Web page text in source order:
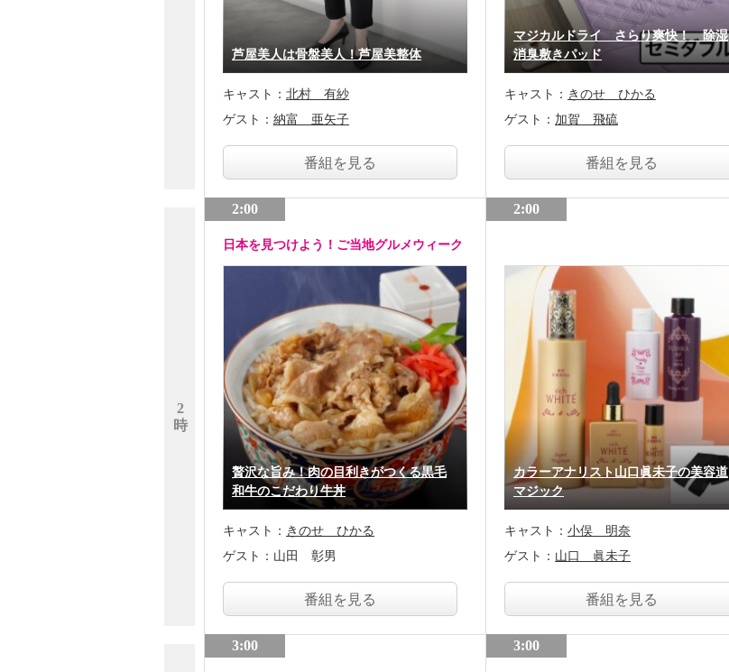
2
時
芦屋美人は骨盤美人！芦屋美整体
キャスト： 北村 有紗
ゲスト： 納富 亜矢子
番組を見る
2:00
日本を見つけよう！ご当地グルメウィーク
贅沢な旨み！肉の目利きがつくる黒毛
和牛のこだわり牛丼
キャスト： きのせ ひかる
ゲスト： 山田 彰男
番組を見る
3:00
マジカルドライ さらり爽快！ 除湿
消臭敷きパッド
キャスト： きのせ ひかる
ゲスト： 加賀 飛硫
番組を見る
2:00
カラーアナリスト山口眞未子の美容道
マジック
キャスト： 小俣 明奈
ゲスト： 山口 眞未子
番組を見る
3:00